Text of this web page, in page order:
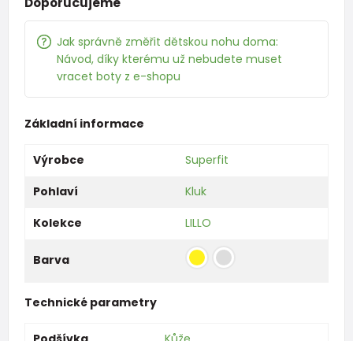
Jak správně změřit dětskou nohu doma:
Návod, díky kterému už nebudete muset
vracet boty z e-shopu
Základní informace
Výrobce
Superfit
Pohlaví
Kluk
Kolekce
LILLO
Barva
Technické parametry